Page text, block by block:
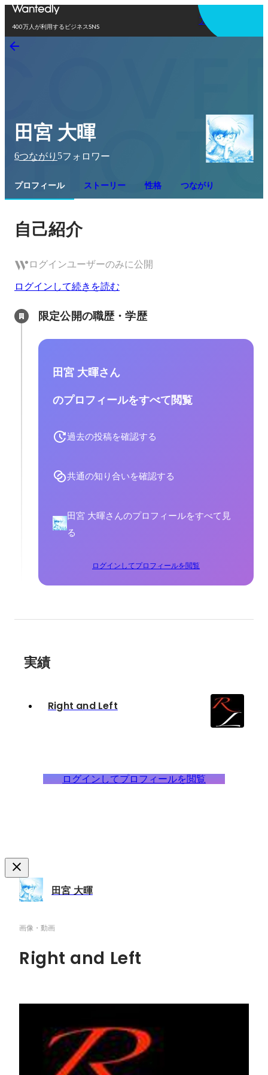
400万人が利用するビジネスSNS
アプリを使う
田宮 大暉
6つながり 5フォロワー
プロフィール ストーリー 性格 つながり
自己紹介
ログインユーザーのみに公開
ログインして続きを読む
限定公開の職歴・学歴
田宮 大暉さん
のプロフィールをすべて閲覧
過去の投稿を確認する
共通の知り合いを確認する
田宮 大暉さんのプロフィールをすべて見
る
ログインしてプロフィールを閲覧
実績
Right and Left
ログインしてプロフィールを閲覧
田宮 大暉
画像・動画
Right and Left